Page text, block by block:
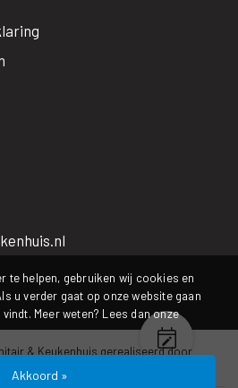
& Keukenhuis gerealiseerd door
Studioweb.nl
te helpen, gebruiken wij cookies en
u verder gaat op onze website gaan
Meer weten? Lees dan onze
Akkoord »